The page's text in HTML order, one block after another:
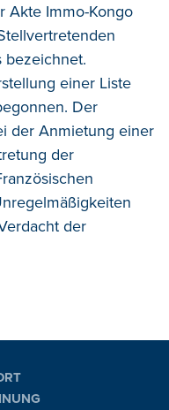
Akte Immo-Kongo
bezeichnet.
einer Liste
Der
der Anmietung einer
der
der